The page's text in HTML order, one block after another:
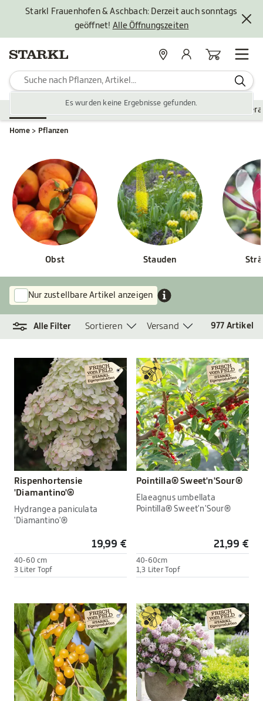
Starkl Frauenhofen & Aschbach: Derzeit auch sonntags
geöffnet! Alle Öffnungszeiten
Es wurden keine Ergebnisse gefunden.
StandorteMein KontoWarenkorb
Zubehör Gartengestaltung
Home Pflanzen
Obst Stauden
Nur zustellbare Artikel anzeigen
Alle Filter Sortieren Versand 977 Artikel
Rispenhortensie
'Diamantino'®
Hydrangea paniculata
'Diamantino'®
19,99 €
40-60 cm
3 Liter Topf
Pointilla® Sweet'n'Sour®
Elaeagnus umbellata
Pointilla® Sweet'n'Sour®
21,99 €
40-60cm
1,3 Liter Topf